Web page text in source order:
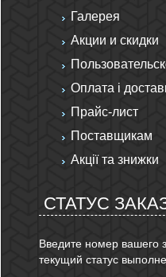
Галерея
Акции и скидки
Оплата і
Прайс-лист
Поставщикам
Акції та знижки
СТАТУС
Введите номер вашего
текущий статус